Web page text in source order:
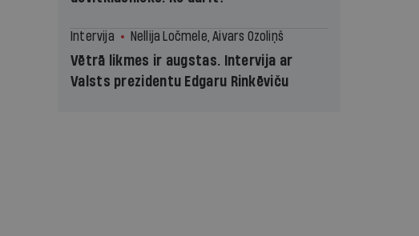
Intervija Nellija Ločmele, Aivars Ozoliņš
Vētrā likmes ir augstas. Intervija ar
Valsts prezidentu Edgaru Rinkēviču